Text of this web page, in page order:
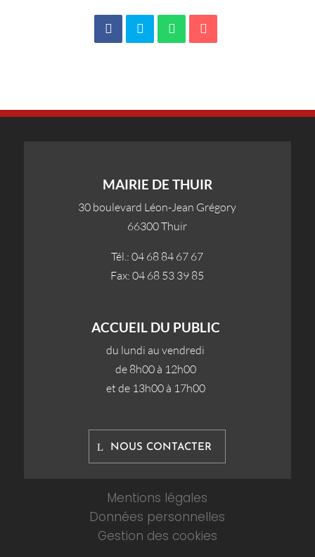
MAIRIE DE THUIR
30 boulevard Léon-Jean Grégory
66300 Thuir
Tél.: 04 68 84 67 67
Fax: 04 68 53 39 85
ACCUEIL DU PUBLIC
du lundi au vendredi
de 8h00 à 12h00
et de 13h00 à 17h00
NOUS CONTACTER
Mentions légales
Données personnelles
Gestion des cookies